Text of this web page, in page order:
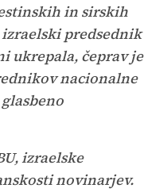
in sirskih
predsednik
ukrepala, čeprav je
nacionalne
izraelske
novinarjev.